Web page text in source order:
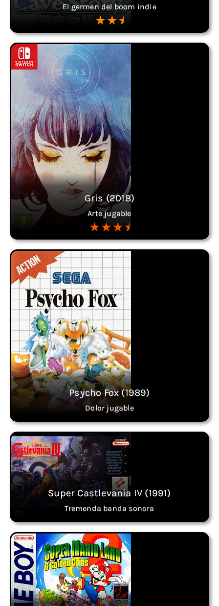
El germen del boom indie
Gris (2018)
Arte jugable
Psycho Fox (1989)
Dolor jugable
Super Castlevania IV (1991)
Tremenda banda sonora